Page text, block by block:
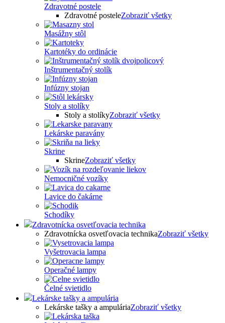
Zdravotné postele
Zdravotné posteleZobraziť všetky
Masážny stôl
Kartotéky do ordinácie
Inštrumentačný stolík
Infúzny stojan
Stoly a stolíky
Stoly a stolíkyZobraziť všetky
Lekárske paravány
Skrine
SkrineZobraziť všetky
Nemocničné vozíky
Lavice do čakárne
Schodíky
Zdravotnícka osvetľovacia technika
Zdravotnícka osvetľovacia technikaZobraziť všetky
Vyšetrovacia lampa
Operačné lampy
Čelné svietidlo
Lekárske tašky a ampulária
Lekárske tašky a ampuláriaZobraziť všetky